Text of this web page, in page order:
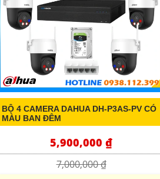
BỘ 4 CAMERA DAHUA DH-P3AS-PV CÓ
MÀU BAN ĐÊM
5,900,000 ₫
7,000,000 ₫